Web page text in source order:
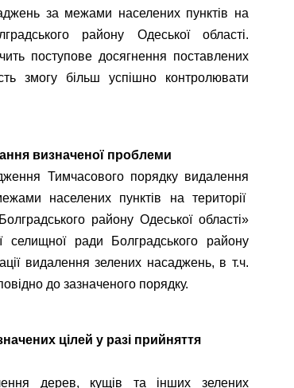
за межами населених пунктів на
району Одеської області.
поступове досягнення поставлених
змогу більш успішно контролювати
визначеної проблеми
Тимчасового порядку видалення
населених пунктів на території
району Одеської області»
селищної ради Болградського району
видалення зелених насаджень, в т.ч.
до зазначеного порядку.
цілей у разі прийняття
дерев, кущів та інших зелених